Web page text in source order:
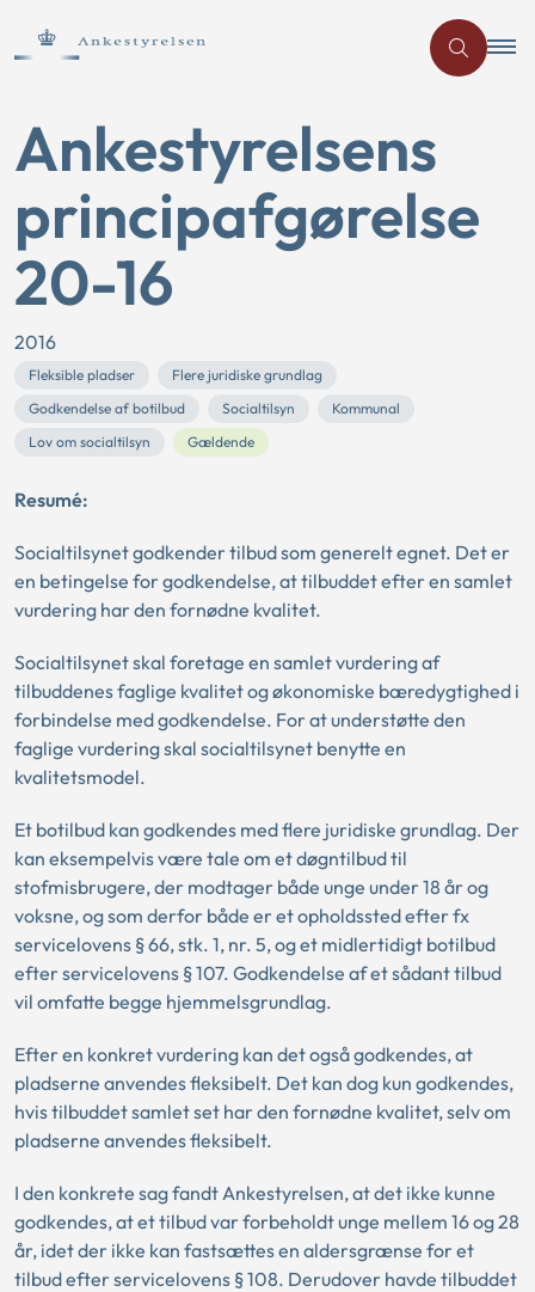
Ankestyrelsens
principafgørelse
20-16
2016
Fleksible pladser
Flere juridiske grundlag
Godkendelse af botilbud
Socialtilsyn
Kommunal
Lov om socialtilsyn
Gældende
Resumé:
Socialtilsynet godkender tilbud som generelt egnet. Det er
en betingelse for godkendelse, at tilbuddet efter en samlet
vurdering har den fornødne kvalitet.
Socialtilsynet skal foretage en samlet vurdering af
tilbuddenes faglige kvalitet og økonomiske bæredygtighed i
forbindelse med godkendelse. For at understøtte den
faglige vurdering skal socialtilsynet benytte en
kvalitetsmodel.
Et botilbud kan godkendes med flere juridiske grundlag. Der
kan eksempelvis være tale om et døgntilbud til
stofmisbrugere, der modtager både unge under 18 år og
voksne, og som derfor både er et opholdssted efter fx
servicelovens § 66, stk. 1, nr. 5, og et midlertidigt botilbud
efter servicelovens § 107. Godkendelse af et sådant tilbud
vil omfatte begge hjemmelsgrundlag.
Efter en konkret vurdering kan det også godkendes, at
pladserne anvendes fleksibelt. Det kan dog kun godkendes,
hvis tilbuddet samlet set har den fornødne kvalitet, selv om
pladserne anvendes fleksibelt.
I den konkrete sag fandt Ankestyrelsen, at det ikke kunne
godkendes, at et tilbud var forbeholdt unge mellem 16 og 28
år, idet der ikke kan fastsættes en aldersgrænse for et
tilbud efter servicelovens § 108. Derudover havde tilbuddet